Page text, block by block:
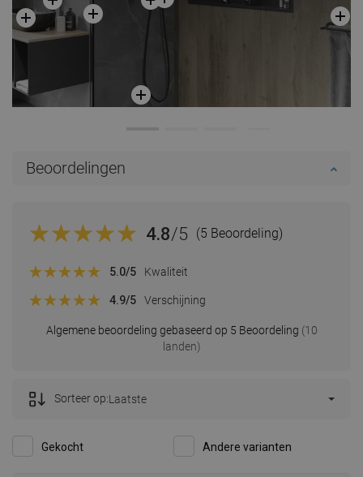
Beoordelingen
4.8/5 (5 Beoordeling)
Algemene beoordeling gebaseerd op 5 Beoordeling (10
landen)
5.0/5 Kwaliteit
4.9/5 Verschijning
Gekocht Andere varianten
Sorteer op:Laatste